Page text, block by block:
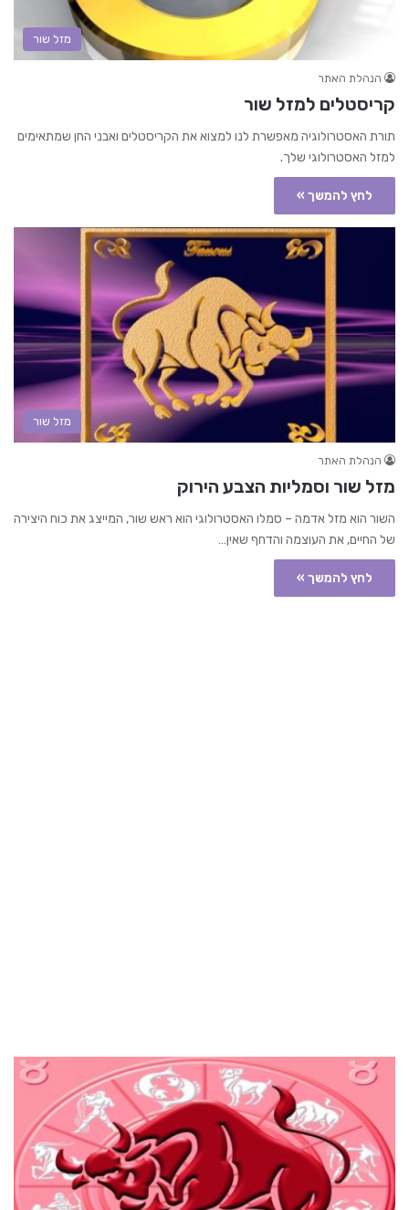
מזל שור
הנהלת האתר
קריסטלים למזל שור
תורת האסטרולוגיה מאפשרת לנו למצוא את הקריסטלים ואבני החן שמתאימים
למזל האסטרולוגי שלך.
לחץ להמשך »
מזל שור
הנהלת האתר
מזל שור וסמליות הצבע הירוק
השור הוא מזל אדמה – סמלו האסטרולוגי הוא ראש שור, המייצג את כוח היצירה
של החיים, את העוצמה והדחף שאין…
לחץ להמשך »